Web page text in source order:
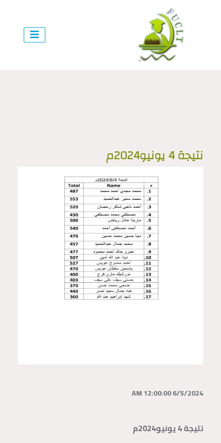
نتيجة 4 يونيو2024م
6/5/2024 12:00:00 AM
نتيجة 4 يونيو2024م